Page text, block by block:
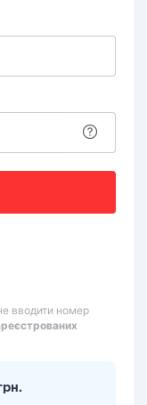
вводити номер